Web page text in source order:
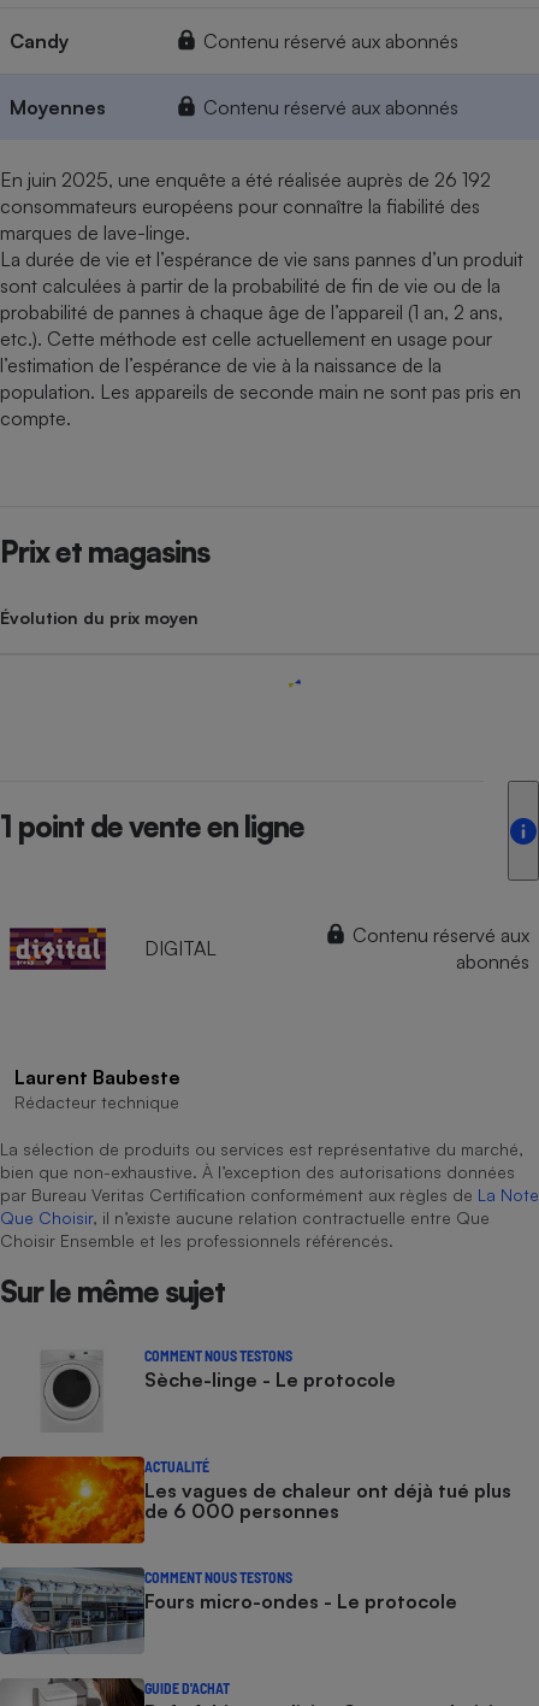
Candy Contenu réservé aux abonnés
Moyennes Contenu réservé aux abonnés
En juin 2025, une enquête a été réalisée auprès de 26 192
consommateurs européens pour connaître la fiabilité des
marques de lave-linge.
La durée de vie et l’espérance de vie sans pannes d’un produit
sont calculées à partir de la probabilité de fin de vie ou de la
probabilité de pannes à chaque âge de l’appareil (1 an, 2 ans,
etc.). Cette méthode est celle actuellement en usage pour
l’estimation de l’espérance de vie à la naissance de la
population. Les appareils de seconde main ne sont pas pris en
compte.
Prix et magasins
Évolution du prix moyen
1 point de vente en ligne
DIGITAL
Contenu réservé aux
abonnés
Laurent Baubeste
Rédacteur technique
La sélection de produits ou services est représentative du marché,
bien que non-exhaustive. À l’exception des autorisations données
par Bureau Veritas Certification conformément aux règles de La Note
Que Choisir, il n’existe aucune relation contractuelle entre Que
Choisir Ensemble et les professionnels référencés.
Sur le même sujet
COMMENT NOUS TESTONS
Sèche-linge - Le protocole
ACTUALITÉ
Les vagues de chaleur ont déjà tué plus
de 6 000 personnes
COMMENT NOUS TESTONS
Fours micro-ondes - Le protocole
GUIDE D'ACHAT